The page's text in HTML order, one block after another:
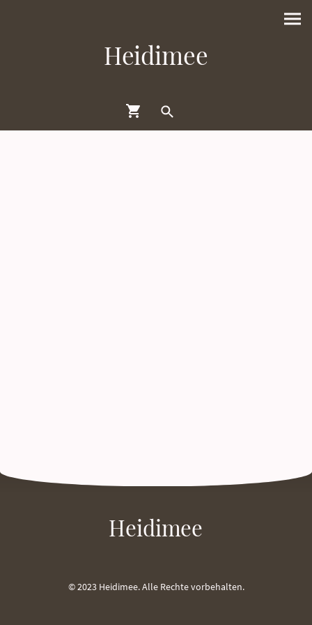
Heidimee
Heidimee
© 2023 Heidimee. Alle Rechte vorbehalten.